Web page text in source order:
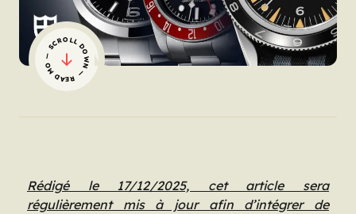
— SCROLL DOWN — READ MORE
Rédigé le 17/12/2025, cet article sera
régulièrement mis à jour afin d’intégrer de